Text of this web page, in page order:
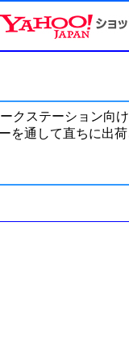
ステーション向け
を通して直ちに出